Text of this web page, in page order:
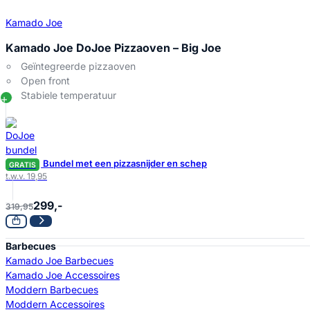
Kamado Joe
Kamado Joe DoJoe Pizzaoven – Big Joe
Geïntegreerde pizzaoven
Open front
Stabiele temperatuur
GRATIS Bundel met een pizzasnijder en schep
t.w.v. 19,95
319,95299,-
Barbecues
Kamado Joe Barbecues
Kamado Joe Accessoires
Moddern Barbecues
Moddern Accessoires